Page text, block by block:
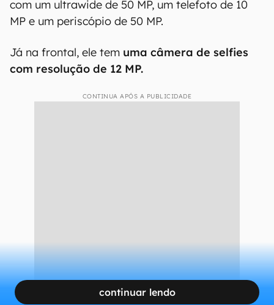
com um ultrawide de 50 MP, um telefoto de 10
MP e um periscópio de 50 MP.
Já na frontal, ele tem uma câmera de selfies
com resolução de 12 MP.
CONTINUA APÓS A PUBLICIDADE
continuar lendo